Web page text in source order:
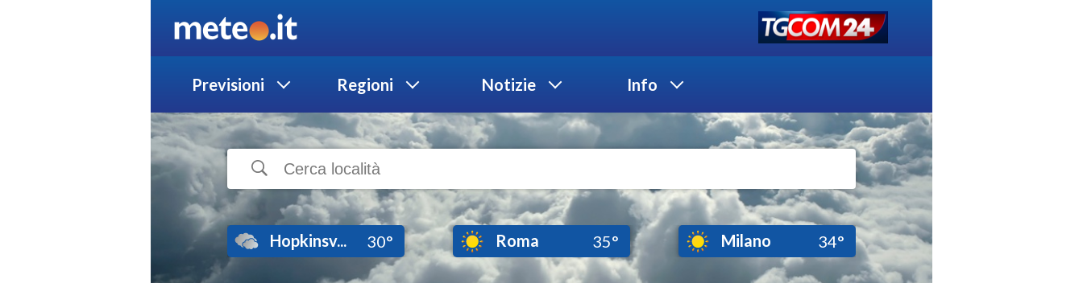
Previsioni Regioni Notizie Info
Hopkinsv... 30° Roma 35° Milano 34°